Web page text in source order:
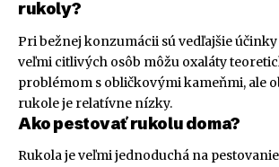
rukoly?
Pri bežnej konzumácii sú vedľajšie účinky
veľmi citlivých osôb môžu oxaláty
problémom s obličkovými kameňmi, ale
rukole je relatívne nízky.
Ako pestovať rukolu doma?
Rukola je veľmi jednoduchá na